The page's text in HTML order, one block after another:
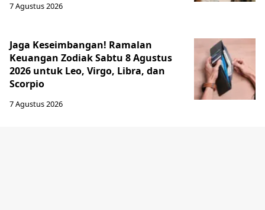
7 Agustus 2026
Jaga Keseimbangan! Ramalan
Keuangan Zodiak Sabtu 8 Agustus
2026 untuk Leo, Virgo, Libra, dan
Scorpio
7 Agustus 2026